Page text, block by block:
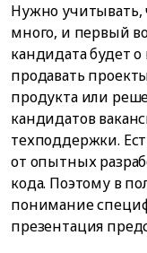
Нужно
много, и первый
кандидата будет
продавать
продукта или
кандидатов
техподдержки.
от опытных
кода. Поэтому в
понимание
презентация